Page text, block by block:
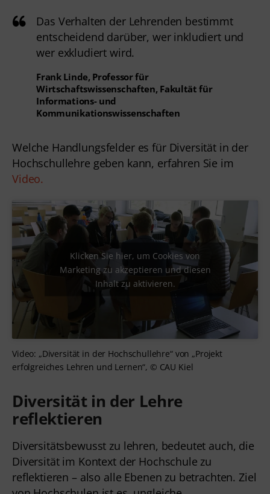
Das Verhalten der Lehrenden bestimmt
entscheidend darüber, wer inkludiert und
wer exkludiert wird.
Frank Linde, Professor für
Wirtschaftswissenschaften, Fakultät für
Informations- und
Kommunikationswissenschaften
Welche Handlungsfelder es für Diversität in der
Hochschullehre geben kann, erfahren Sie im
Video.
Klicken Sie hier, um Cookies von
Marketing zu akzeptieren und diesen
Inhalt zu aktivieren.
Video: „Diversität in der Hochschullehre“ von „Projekt
erfolgreiches Lehren und Lernen“, © CAU Kiel
Diversität in der Lehre
reflektieren
Diversitätsbewusst zu lehren, bedeutet auch, die
Diversität im Kontext der Hochschule zu
reflektieren – also alle Ebenen zu betrachten. Ziel